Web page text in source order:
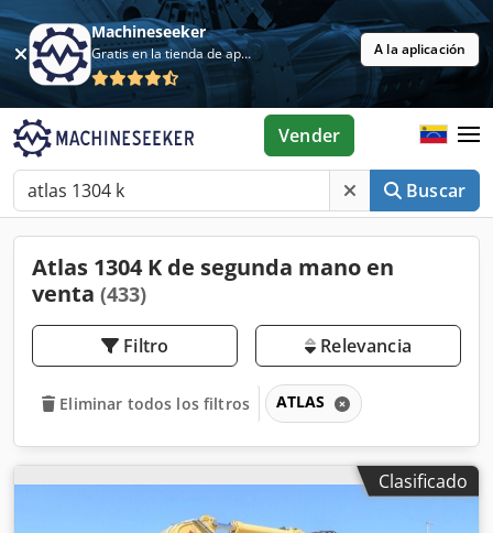
Machineseeker
Gratis en la tienda de aplicaciones A la aplicación
Buscar
Vender
Atlas 1304 K de segunda mano en
venta (433)
Filtro Relevancia
Eliminar todos los filtros ATLAS
Clasificado